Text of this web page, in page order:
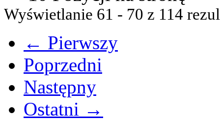
Wyświetlanie 61 - 70 z 114
← Pierwszy
Poprzedni
Następny
Ostatni →